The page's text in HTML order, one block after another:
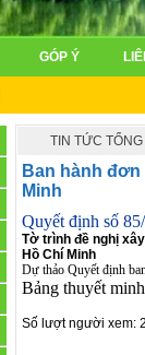
GÓP Ý
TIN TỨC
Ban hành
Minh
Quyết định số
Tờ trình đề nghị
Hồ Chí Minh
Dự thảo Quyết định
Bảng thuyết
Số lượt người xem: